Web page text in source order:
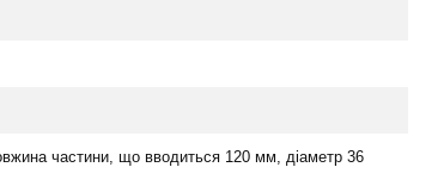
частини, що вводиться 120 мм, діаметр 36